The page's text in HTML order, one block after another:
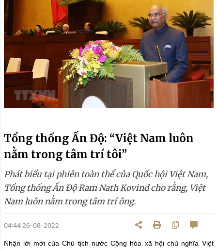
Tổng thống Ấn Độ: “Việt Nam luôn
nằm trong tâm trí tôi”
Phát biểu tại phiên toàn thể của Quốc hội Việt Nam,
Tổng thống Ấn Độ Ram Nath Kovind cho rằng, Việt
Nam luôn nằm trong tâm trí ông.
04:44 26-08-2022
Nhận lời mời của Chủ tịch nước Cộng hòa xã hội chủ nghĩa Việt